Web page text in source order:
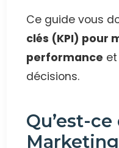
Ce guide vous
clés (KPI) pour
performance
décisions.
Qu’est-ce